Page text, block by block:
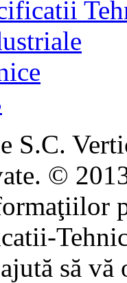
S.C.
©
să